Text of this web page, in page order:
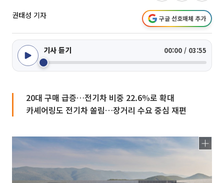
권태성 기자 구글 선호매체 추가
기사 듣기 00:00 / 03:55
20대 구매 급증…전기차 비중 22.6%로 확대
카셰어링도 전기차 쏠림…장거리 수요 중심 재편